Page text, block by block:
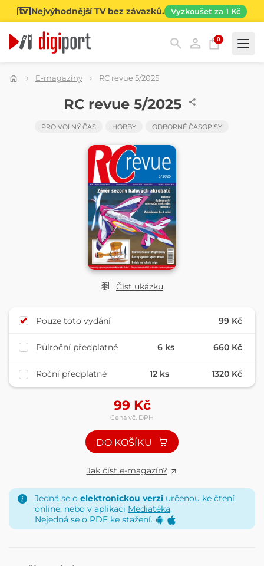
Nejvýhodnější TV bez závazků. Vyzkoušet za 1 Kč
0
Kategorie
E-magazíny RC revue 5/2025
Číst ukázku
RC revue 5/2025
PRO VOLNÝ ČAS HOBBY ODBORNÉ ČASOPISY
Pouze toto vydání 99 Kč
Půlroční předplatné 6 ks 660 Kč
Roční předplatné 12 ks 1320 Kč
99Kč
Cena vč. DPH
DO KOŠÍKU
Jak číst e-magazín?
Jedná se o elektronickou verzi určenou ke čtení
online, nebo v aplikaci Mediatéka.
Nejedná se o PDF ke stažení.